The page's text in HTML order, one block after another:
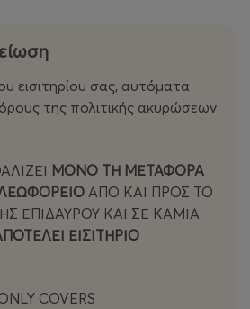
παράστασης,
και μετρό Συντάγματος
– τελική στάση).
εισιτηρίου σας, αυτόματα
της πολιτικής ακυρώσεων
ΜΟΝΟ ΤΗ ΜΕΤΑΦΟΡΑ
ΑΠΟ ΚΑΙ ΠΡΟΣ ΤΟ
ΕΠΙΔΑΥΡΟΥ ΚΑΙ ΣΕ ΚΑΜΙΑ
ΕΙΣΙΤΗΡΙΟ
COVERS